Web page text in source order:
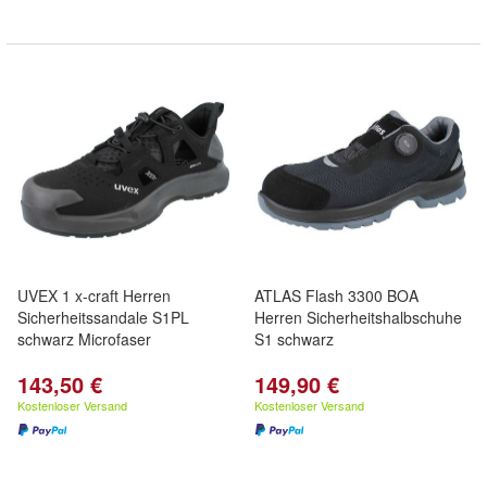
UVEX 1 x-craft Herren
Sicherheitssandale S1PL
schwarz Microfaser
143,50 €
Kostenloser Versand
ATLAS Flash 3300 BOA
Herren Sicherheitshalbschuhe
S1 schwarz
149,90 €
Kostenloser Versand